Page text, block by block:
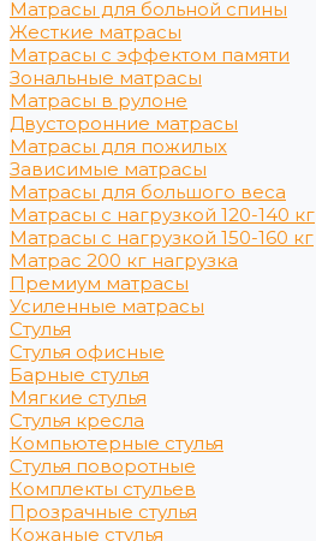
Матрасы для больной спины
Жесткие матрасы
Матрасы с эффектом памяти
Зональные матрасы
Матрасы в рулоне
Двусторонние матрасы
Матрасы для пожилых
Зависимые матрасы
Матрасы для большого веса
Матрасы с нагрузкой 120-140 кг
Матрасы с нагрузкой 150-160 кг
Матрас 200 кг нагрузка
Премиум матрасы
Усиленные матрасы
Стулья
Стулья офисные
Барные стулья
Мягкие стулья
Стулья кресла
Компьютерные стулья
Стулья поворотные
Комплекты стульев
Прозрачные стулья
Кожаные стулья